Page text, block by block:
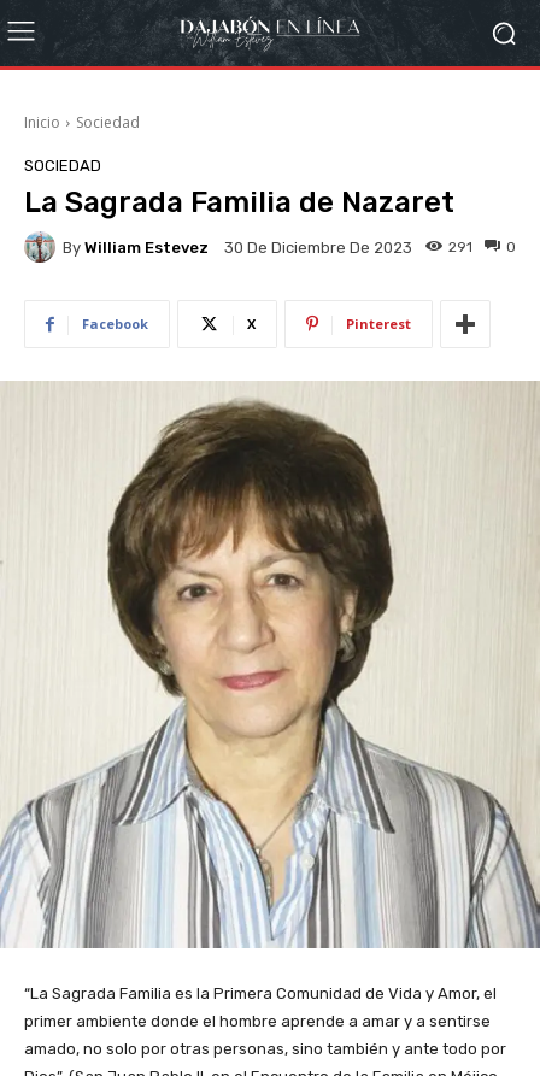
Inicio Sociedad
SOCIEDAD
La Sagrada Familia de Nazaret
By William Estevez 30 De Diciembre De 2023 0
291
Facebook X Pinterest
“La Sagrada Familia es la Primera Comunidad de Vida y Amor, el
primer ambiente donde el hombre aprende a amar y a sentirse
amado, no solo por otras personas, sino también y ante todo por